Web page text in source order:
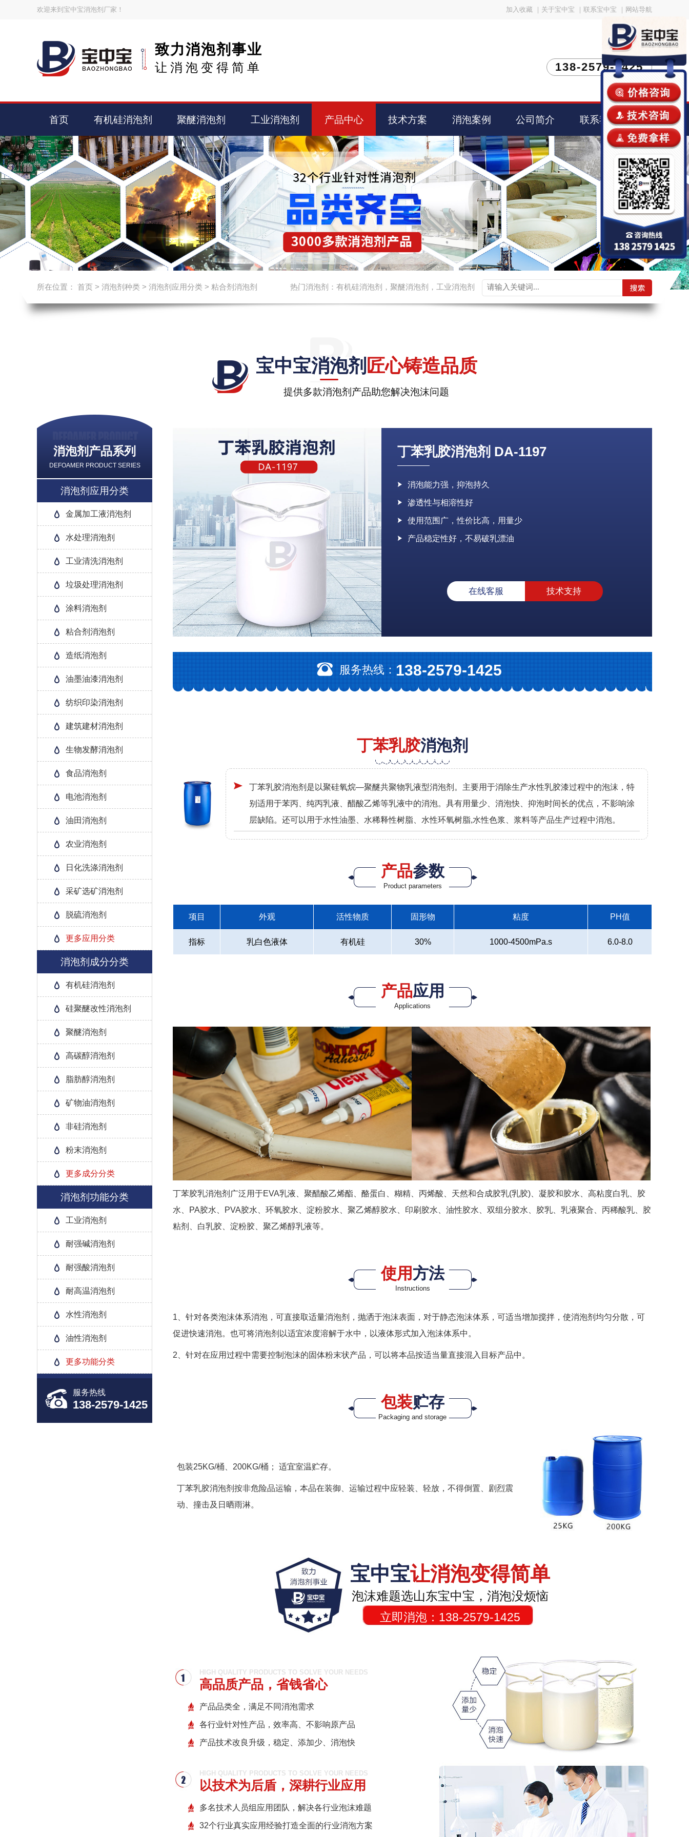
欢迎来到宝中宝消泡剂厂家！ 加入收藏 关于宝中宝 联系宝中宝 网站导航
致力消泡剂事业
让消泡变得简单 138-2579-1425
首页 有机硅消泡剂 聚醚消泡剂 工业消泡剂 产品中心 技术方案 消泡案例 公司简介 联系我们
所在位置： 首页 > 消泡剂种类 > 消泡剂应用分类 > 粘合剂消泡剂 热门消泡剂： 有机硅消泡剂 ， 聚醚消泡剂 ， 工业消泡剂
宝中宝消泡剂 匠心铸造品质
提供多款消泡剂产品助您解决泡沫问题
消泡剂产品系列
DEFOAMER PRODUCT SERIES
消泡剂应用分类
金属加工液消泡剂
水处理消泡剂
工业清洗消泡剂
垃圾处理消泡剂
涂料消泡剂
粘合剂消泡剂
造纸消泡剂
油墨油漆消泡剂
纺织印染消泡剂
建筑建材消泡剂
生物发酵消泡剂
食品消泡剂
电池消泡剂
油田消泡剂
农业消泡剂
日化洗涤消泡剂
采矿选矿消泡剂
脱硫消泡剂
更多应用分类
消泡剂成分分类
有机硅消泡剂
硅聚醚改性消泡剂
聚醚消泡剂
高碳醇消泡剂
脂肪醇消泡剂
矿物油消泡剂
非硅消泡剂
粉末消泡剂
更多成分分类
消泡剂功能分类
工业消泡剂
耐强碱消泡剂
耐强酸消泡剂
耐高温消泡剂
水性消泡剂
油性消泡剂
更多功能分类
服务热线
138-2579-1425
丁苯乳胶消泡剂 DA-1197
消泡能力强，抑泡持久
渗透性与相溶性好
使用范围广，性价比高，用量少
产品稳定性好，不易破乳漂油
在线客服 技术支持
服务热线： 138-2579-1425
丁苯乳胶消泡剂
丁苯乳胶消泡剂是以聚硅氧烷—聚醚共聚物乳液型消泡剂。主要用于消除生产水性乳胶漆过程中的泡沫，特
别适用于苯丙、纯丙乳液、醋酸乙烯等乳液中的消泡。具有用量少、消泡快、抑泡时间长的优点，不影响涂
层缺陷。还可以用于水性油墨、水稀释性树脂、水性环氧树脂,水性色浆、浆料等产品生产过程中消泡。
产品参数
Product parameters
项目 外观 活性物质 固形物 粘度 PH值
指标 乳白色液体 有机硅 30% 1000-4500mPa.s 6.0-8.0
产品应用
Applications
丁苯胶乳消泡剂广泛用于EVA乳液、聚醋酸乙烯酯、酪蛋白、糊精、丙烯酸、天然和合成胶乳(乳胶)、凝胶和胶水、高粘度白乳、胶
水、PA胶水、PVA胶水、环氧胶水、淀粉胶水、聚乙烯醇胶水、印刷胶水、油性胶水、双组分胶水、胶乳、乳液聚合、丙稀酸乳、胶
粘剂、白乳胶、淀粉胶、聚乙烯醇乳液等。
使用方法
Instructions
1、针对各类泡沫体系消泡，可直接取适量消泡剂，抛洒于泡沫表面，对于静态泡沫体系，可适当增加搅拌，使消泡剂均匀分散，可
促进快速消泡。也可将消泡剂以适宜浓度溶解于水中，以液体形式加入泡沫体系中。
2、针对在应用过程中需要控制泡沫的固体粉末状产品，可以将本品按适当量直接混入目标产品中。
包装贮存
Packaging and storage
包装25KG/桶、200KG/桶； 适宜室温贮存。
丁苯乳胶消泡剂按非危险品运输，本品在装御、运输过程中应轻装、轻放，不得倒置、剧烈震
动、撞击及日晒雨淋。
宝中宝让消泡变得简单
泡沫难题选山东宝中宝，消泡没烦恼
立即消泡：138-2579-1425
HIGH QUALITY PRODUCTS TO SOLVE YOUR NEEDS
高品质产品，省钱省心
产品品类全，满足不同消泡需求
各行业针对性产品，效率高、不影响原产品
产品技术改良升级，稳定、添加少、消泡快
HIGH QUALITY PRODUCTS TO SOLVE YOUR NEEDS
以技术为后盾，深耕行业应用
多名技术人员组应用团队，解决各行业泡沫难题
32个行业真实应用经验打造全面的行业消泡方案